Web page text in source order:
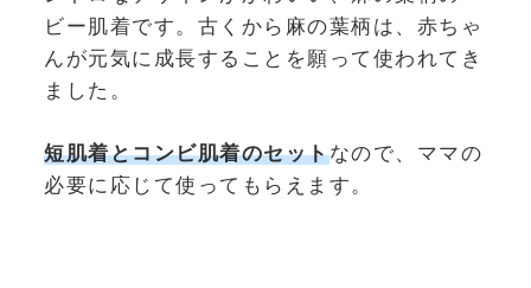
ビー肌着です。古くから麻の葉柄は、赤ちゃ
んが元気に成長することを願って使われてき
ました。
短肌着とコンビ肌着のセットなので、ママの
必要に応じて使ってもらえます。